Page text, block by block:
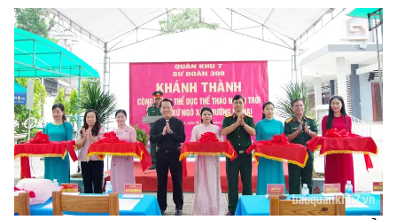
ngư trường trọng điểm của cả nước. Tiềm năng lớn để phát
triển kinh tế biển cũng đặt ra yêu cầu cao trong quản lý hoạt
động khai thác thủy sản. Trong cuộc chiến chống khai thác hải
sản bất hợp pháp, không báo cáo và không theo quy định
(IUU), Bộ đội Biên phòng (BĐBP) tỉnh Lâm Đồng đang phát huy
vai trò nòng cốt, góp phần xây dựng nghề cá hiện đại, có trách
nhiệm và phát triển bền vững.